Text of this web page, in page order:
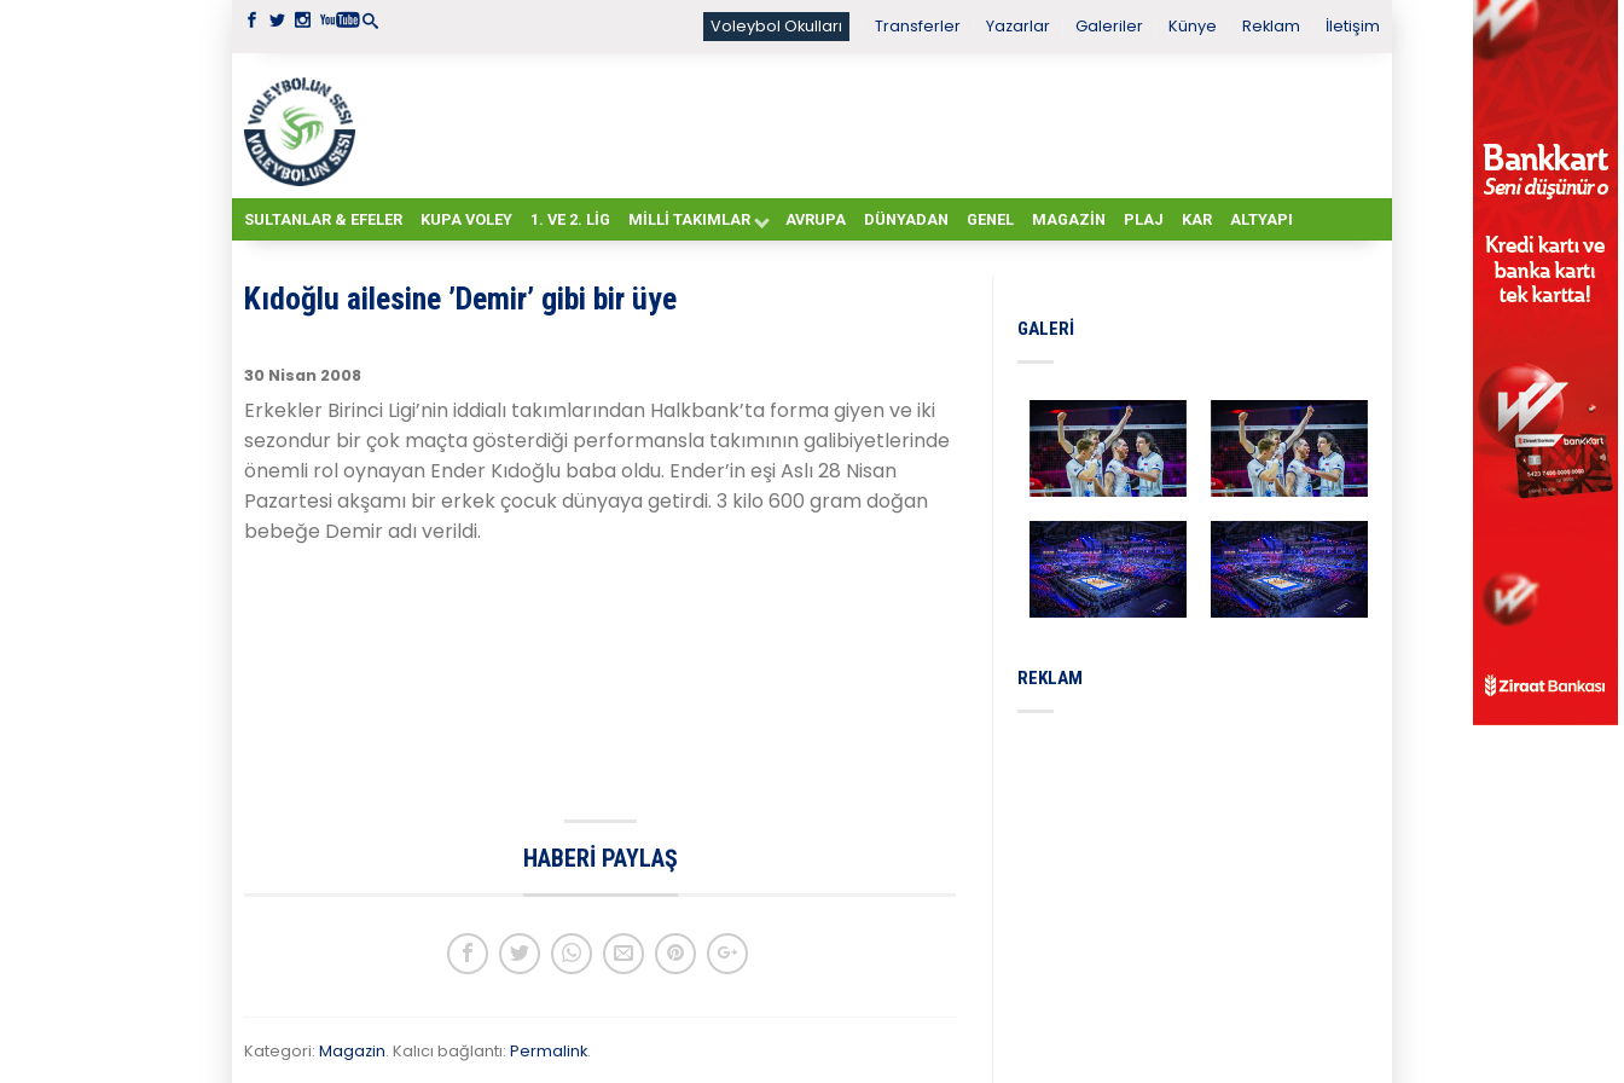
Voleybol Okulları Transferler Yazarlar Galeriler Künye Reklam İletişim
SULTANLAR & EFELER KUPA VOLEY 1. VE 2. LIG MILLI TAKIMLAR AVRUPA DÜNYADAN GENEL MAGAZIN PLAJ KAR ALTYAPI
Kıdoğlu ailesine ’Demir’ gibi bir üye
30 Nisan 2008
Erkekler Birinci Ligi’nin iddialı takımlarından Halkbank’ta forma giyen ve iki
sezondur bir çok maçta gösterdiği performansla takımının galibiyetlerinde
önemli rol oynayan Ender Kıdoğlu baba oldu. Ender’in eşi Aslı 28 Nisan
Pazartesi akşamı bir erkek çocuk dünyaya getirdi. 3 kilo 600 gram doğan
bebeğe Demir adı verildi.
HABERI PAYLAŞ
Kategori: Magazin. Kalıcı bağlantı: Permalink.
GALERI
REKLAM